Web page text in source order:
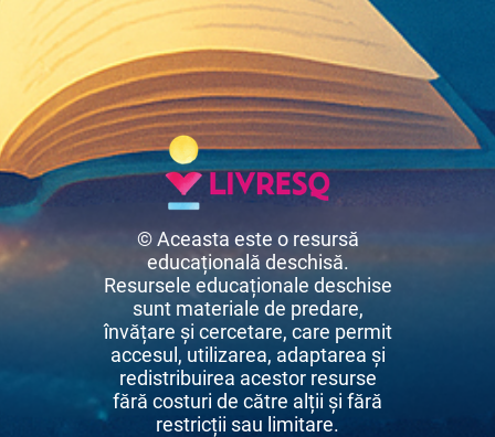
© Aceasta este o resursă
educațională deschisă.
Resursele educaționale deschise
sunt materiale de predare,
învățare și cercetare, care permit
accesul, utilizarea, adaptarea și
redistribuirea acestor resurse
fără costuri de către alții și fără
restricții sau limitare.